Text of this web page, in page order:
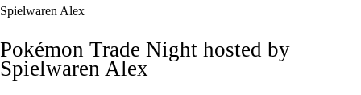
Spielwaren Alex
Pokémon Trade Night hosted by
Spielwaren Alex